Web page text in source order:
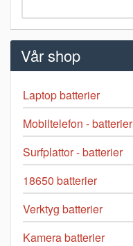
Vår shop
Laptop batterier
Mobiltelefon - batterier
Surfplattor - batterier
18650 batterier
Verktyg batterier
Kamera batterier